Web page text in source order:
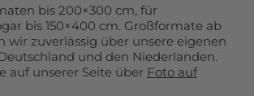
bis 200×300 cm, für
bis 150×400 cm. Großformate ab
wir zuverlässig über unsere eigenen
und den Niederlanden.
auf unserer Seite über Foto auf